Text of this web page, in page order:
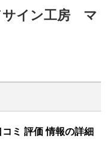
サイン工房 マ
ミ 評価 情報の詳細